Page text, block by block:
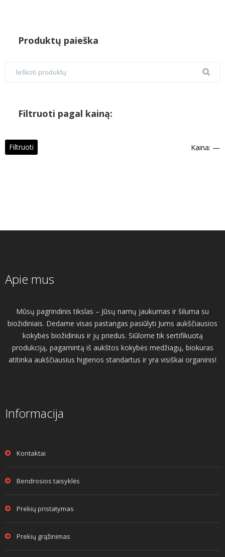
Produktų paieška
Filtruoti pagal kainą:
Filtruoti Kaina: —
Apie mus
Mūsų pagrindinis tikslas – Jūsų namų jaukumas ir šiluma su
biožidiniais. Dedame visas pastangas pasiūlyti Jums aukščiausios
kokybės biožidinius ir jų priedus. Siūlome tik sertifikuotą
produkciją, pagamintą iš aukštos kokybės medžiagų, biokuras
atitinka aukščiausius higienos standartus ir yra visiškai organinis!
Informacija
Kontaktai
Bendrosios taisyklės
Prekių pristatymas
Prekių grąžinimas